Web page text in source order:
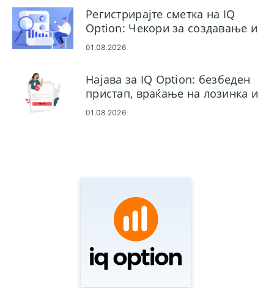
Регистрирајте сметка на IQ
Option: Чекори за создавање и
активирање
01.08.2026
Најава за IQ Option: безбеден
пристап, враќање на лозинка и
решавање проблеми
01.08.2026